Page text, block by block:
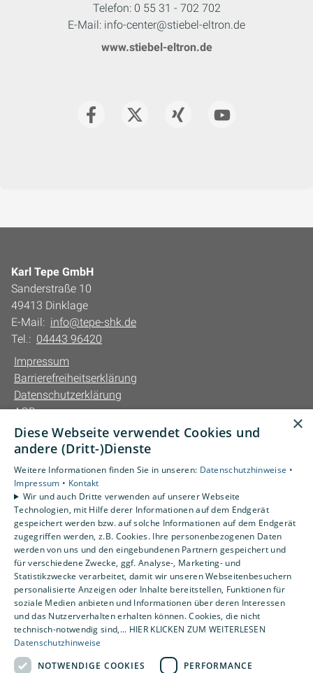
Telefon: 0 55 31 - 702 702
E-Mail: info-center@stiebel-eltron.de
www.stiebel-eltron.de
Karl Tepe GmbH
Sanderstraße 10
49413 Dinklage
E-Mail: info@tepe-shk.de
Tel.: 04443 96420
Impressum
Barrierefreiheitserklärung
Datenschutzerklärung
AGB
Unsere Bereiche
Gewerbekunden
Karriere
Unternehmen
Kontakt
×
Diese Webseite verwendet Cookies und
andere (Dritt-)Dienste
Weitere Informationen finden Sie in unseren: Datenschutzhinweise •
Impressum • Kontakt
Wir und auch Dritte verwenden auf unserer Webseite
Technologien, mit Hilfe derer Informationen auf dem Endgerät
gespeichert werden bzw. auf solche Informationen auf dem Endgerät
zugegriffen werden, z.B. Cookies. Ihre personenbezogenen Daten
werden von uns und den eingebundenen Partnern gespeichert und
für verschiedene Zwecke, ggf. Analyse-, Marketing- und
Statistikzwecke verarbeitet, damit wir unseren Webseitenbesuchern
personalisierte Anzeigen oder Inhalte bereitstellen, Funktionen für
soziale Medien anbieten und Informationen über deren Interessen
und das Nutzerverhalten erhalten können. Cookies, die nicht
technisch-notwendig sind,... HIER KLICKEN ZUM WEITERLESEN
Datenschutzhinweise
NOTWENDIGE COOKIES
PERFORMANCE